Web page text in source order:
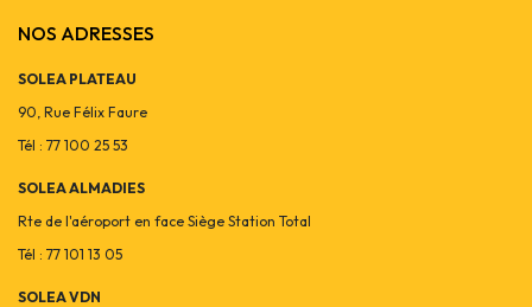
NOS ADRESSES
SOLEA PLATEAU
90, Rue Félix Faure
Tél : 77 100 25 53
SOLEA ALMADIES
Rte de l'aéroport en face Siège Station Total
Tél : 77 101 13 05
SOLEA VDN